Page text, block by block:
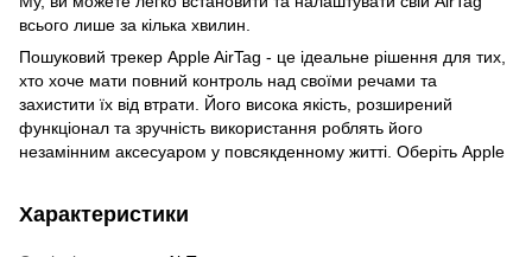
всього лише за кілька хвилин.
Пошуковий трекер Apple AirTag - це ідеальне рішення для тих,
хто хоче мати повний контроль над своїми речами та
захистити їх від втрати. Його висока якість, розширений
функціонал та зручність використання роблять його
незамінним аксесуаром у повсякденному житті. Оберіть Apple
Характеристики